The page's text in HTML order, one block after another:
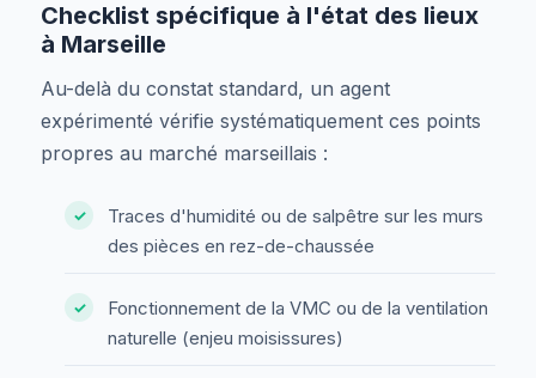
Checklist spécifique à l'état des lieux
à Marseille
Au-delà du constat standard, un agent
expérimenté vérifie systématiquement ces points
propres au marché marseillais :
Traces d'humidité ou de salpêtre sur les murs
des pièces en rez-de-chaussée
Fonctionnement de la VMC ou de la ventilation
naturelle (enjeu moisissures)